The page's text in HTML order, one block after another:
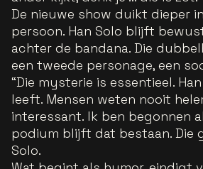
De nieuwe show duikt dieper
persoon. Han Solo blijft
achter de bandana. Die
een tweede personage, een
“Die mysterie is essentieel.
leeft. Mensen weten nooit
interessant. Ik ben begonnen
podium blijft dat bestaan. Die
Solo.